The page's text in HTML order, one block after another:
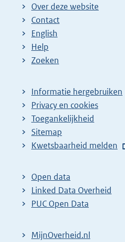
Over deze website
Contact
English
Help
Zoeken
Informatie hergebruiken
Privacy en cookies
Toegankelijkheid
Sitemap
E
t
e
r
l
Kwetsbaarheid melden
Open data
Linked Data Overheid
PUC Open Data
MijnOverheid.nl